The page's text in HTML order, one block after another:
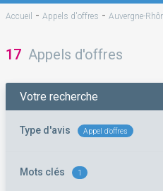
Accueil - Appels d'offres - Auvergne-
17 Appels d'offres
Votre recherche
Type d'avis Appel d'offres
Mots clés 1